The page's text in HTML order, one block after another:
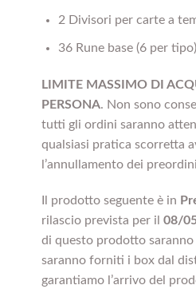
2 Divisori per carte a
36 Rune base (6 per
LIMITE MASSIMO DI
PERSONA. Non sono
tutti gli ordini saranno
qualsiasi pratica scorretta
l’annullamento dei
Il prodotto seguente è in
rilascio prevista per il 08/
di questo prodotto saranno
saranno forniti i box dal
garantiamo l’arrivo del